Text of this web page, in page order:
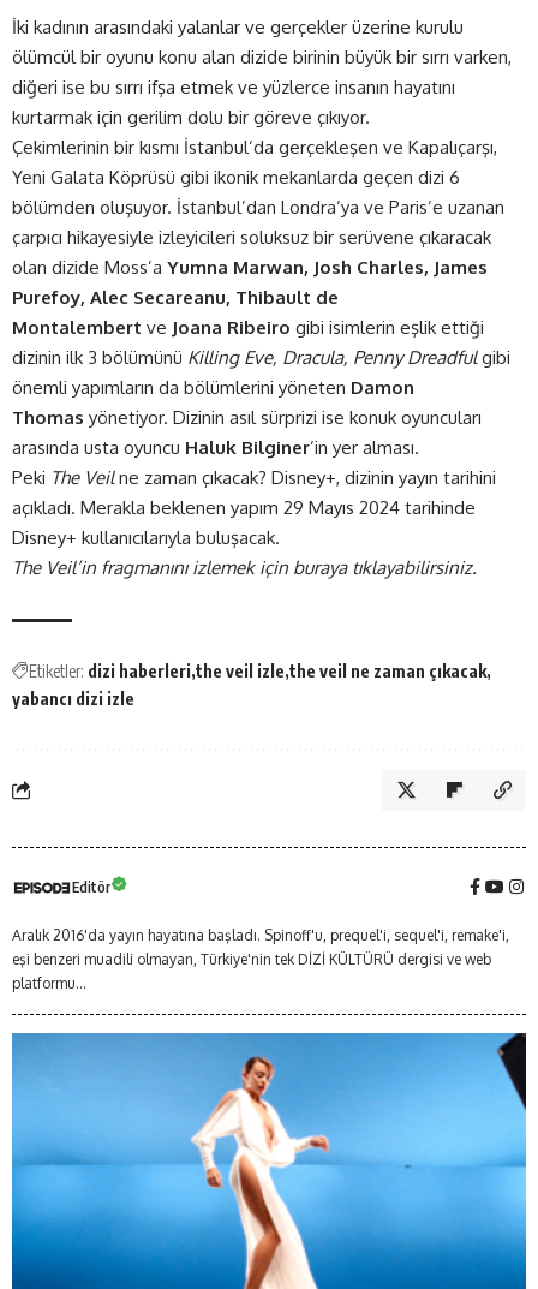
İki kadının arasındaki yalanlar ve gerçekler üzerine kurulu
ölümcül bir oyunu konu alan dizide birinin büyük bir sırrı varken,
diğeri ise bu sırrı ifşa etmek ve yüzlerce insanın hayatını
kurtarmak için gerilim dolu bir göreve çıkıyor.
Çekimlerinin bir kısmı İstanbul’da gerçekleşen ve Kapalıçarşı,
Yeni Galata Köprüsü gibi ikonik mekanlarda geçen dizi 6
bölümden oluşuyor. İstanbul’dan Londra’ya ve Paris’e uzanan
çarpıcı hikayesiyle izleyicileri soluksuz bir serüvene çıkaracak
olan dizide Moss’a Yumna Marwan, Josh Charles, James
Purefoy, Alec Secareanu, Thibault de
Montalembert ve Joana Ribeiro gibi isimlerin eşlik ettiği
dizinin ilk 3 bölümünü Killing Eve, Dracula, Penny Dreadfulgibi
önemli yapımların da bölümlerini yöneten Damon
Thomas yönetiyor. Dizinin asıl sürprizi ise konuk oyuncuları
arasında usta oyuncu Haluk Bilginer’in yer alması.
Peki The Veilne zaman çıkacak? Disney+, dizinin yayın tarihini
açıkladı. Merakla beklenen yapım 29 Mayıs 2024 tarihinde
Disney+ kullanıcılarıyla buluşacak.
The Veil’in fragmanını izlemek için burayatıklayabilirsiniz.
Etiketler: dizi haberleri the veil izle the veil ne zaman çıkacak
yabancı dizi izle
Editör
Aralık 2016'da yayın hayatına başladı. Spinoff'u, prequel'i, sequel'i, remake'i,
eşi benzeri muadili olmayan, Türkiye'nin tek DİZİ KÜLTÜRÜ dergisi ve web
platformu...